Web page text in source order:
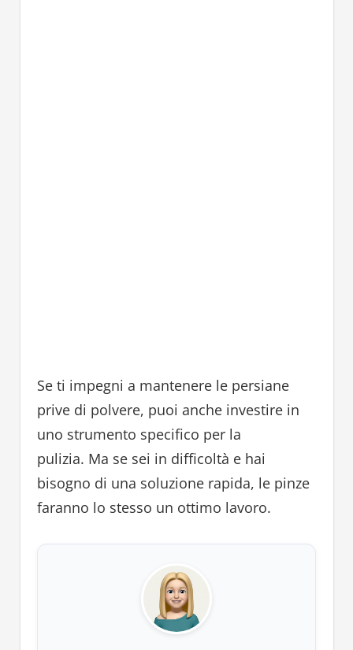
Se ti impegni a mantenere le persiane
prive di polvere, puoi anche investire in
uno strumento specifico per la
pulizia. Ma se sei in difficoltà e hai
bisogno di una soluzione rapida, le pinze
faranno lo stesso un ottimo lavoro.